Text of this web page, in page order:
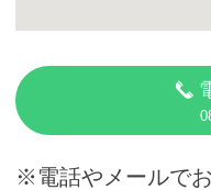
※電話やメールで